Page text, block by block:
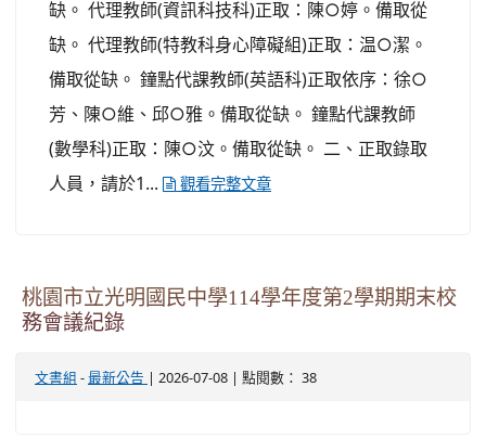
缺。 代理教師(資訊科技科)正取：陳○婷。備取從
缺。 代理教師(特教科身心障礙組)正取：温○潔。
備取從缺。 鐘點代課教師(英語科)正取依序：徐○
芳、陳○維、邱○雅。備取從缺。 鐘點代課教師
(數學科)正取：陳○汶。備取從缺。 二、正取錄取
人員，請於1...
觀看完整文章
桃園市立光明國民中學114學年度第2學期期末校
務會議紀錄
文書組 - 最新公告 | 2026-07-08 | 點閱數： 38